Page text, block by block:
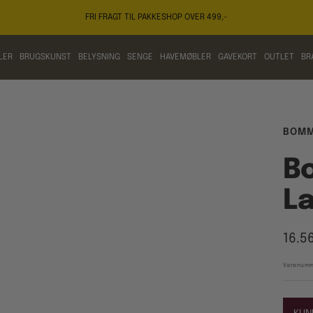
FRI FRAGT TIL PAKKESHOP OVER 499,-
BRUGSKUNST BELYSNING SENGE HAVEMØBLER GAVEKORT OUTLET